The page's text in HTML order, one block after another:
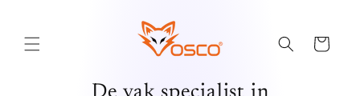
Winkelwagen